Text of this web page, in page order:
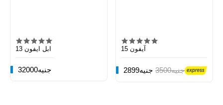
آيفون 15
2899جنيه 3500جنيه
ابل ايفون 13
32000جنيه